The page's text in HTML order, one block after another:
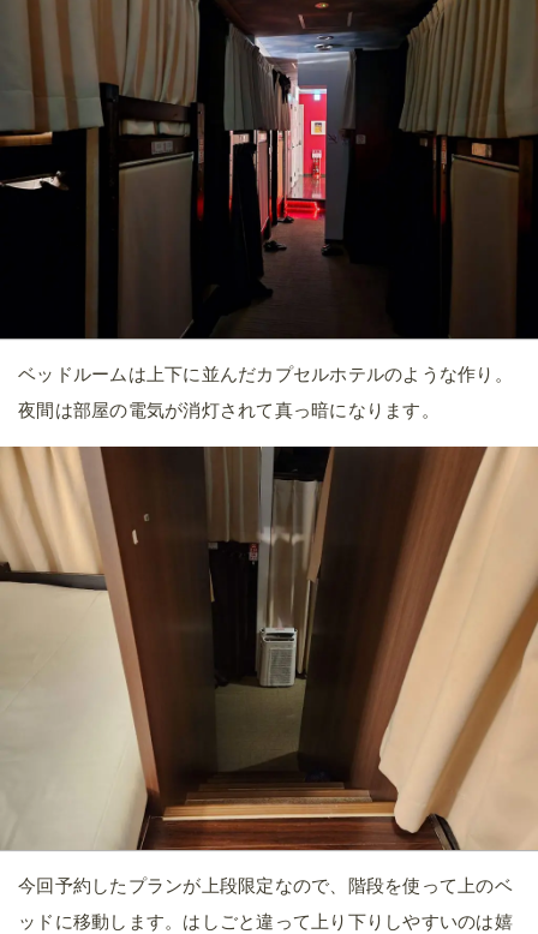
ベッドルームは上下に並んだカプセルホテルのような作り。
夜間は部屋の電気が消灯されて真っ暗になります。
今回予約したプランが上段限定なので、階段を使って上のベ
ッドに移動します。はしごと違って上り下りしやすいのは嬉